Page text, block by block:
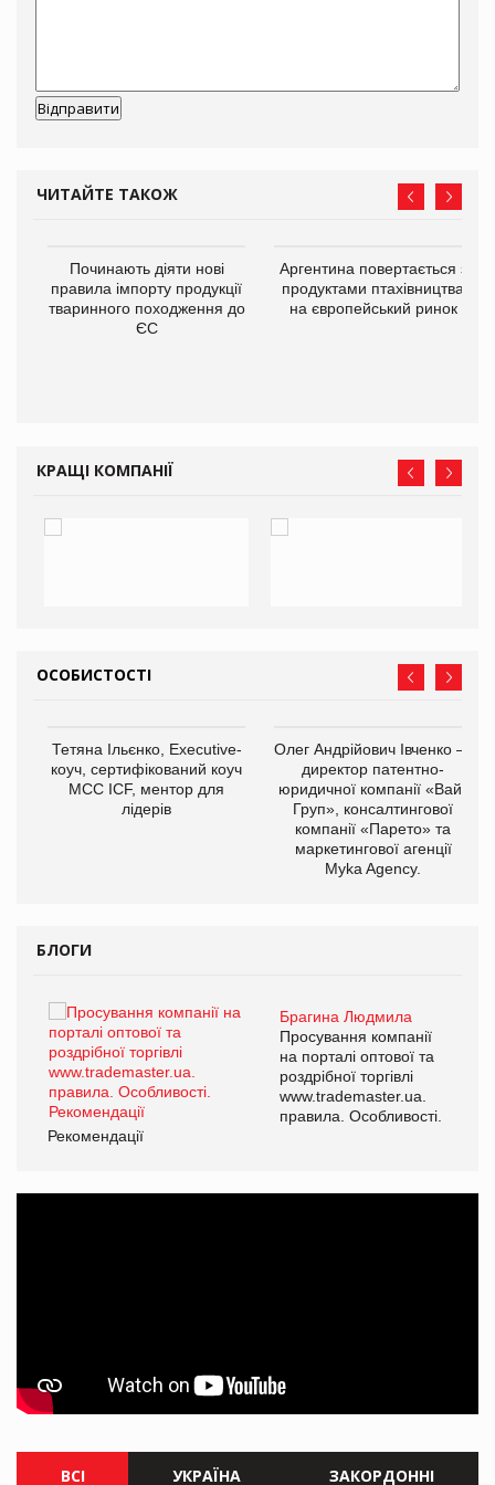
ЧИТАЙТЕ ТАКОЖ
Починають діяти нові
правила імпорту продукції
тваринного походження до
ЄС
Аргентина повертається з
продуктами птахівництва
на європейський ринок
КРАЩІ КОМПАНІЇ
ОСОБИСТОСТІ
Тетяна Ільєнко, Executive-
коуч, сертифікований коуч
МСС ICF, ментор для
лідерів
Олег Андрійович Івченко —
директор патентно-
юридичної компанії «Вайз
Груп», консалтингової
компанії «Парето» та
маркетингової агенції
Myka Agency.
БЛОГИ
Брагина Людмила
Просування компанії
на порталі оптової та
роздрібної торгівлі
www.trademaster.ua.
правила. Особливості.
Рекомендації
ВСІ УКРАЇНА ЗАКОРДОННІ